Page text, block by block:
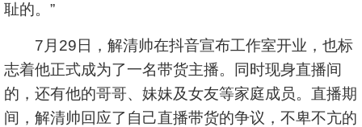
耻的。”
7月29日，解清帅在抖音宣布工作室开业，也标
志着他正式成为了一名带货主播。同时现身直播间
的，还有他的哥哥、妹妹及女友等家庭成员。直播期
间，解清帅回应了自己直播带货的争议，不卑不亢的